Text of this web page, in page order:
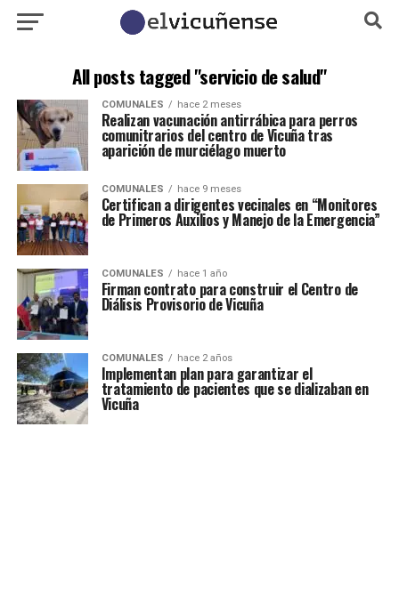
All posts tagged "servicio de salud"
COMUNALES hace 2 meses
Realizan vacunación antirrábica para perros
comunitrarios del centro de Vicuña tras
aparición de murciélago muerto
COMUNALES hace 9 meses
Certifican a dirigentes vecinales en “Monitores
de Primeros Auxilios y Manejo de la Emergencia”
COMUNALES hace 1 año
Firman contrato para construir el Centro de
Diálisis Provisorio de Vicuña
COMUNALES hace 2 años
Implementan plan para garantizar el
tratamiento de pacientes que se dializaban en
Vicuña